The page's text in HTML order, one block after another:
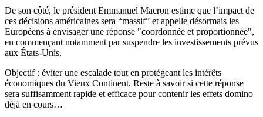
De son côté, le président Emmanuel Macron estime que l’impact de
ces décisions américaines sera “massif” et appelle désormais les
Européens à envisager une réponse "coordonnée et proportionnée",
en commençant notamment par suspendre les investissements prévus
aux États-Unis.
Objectif : éviter une escalade tout en protégeant les intérêts
économiques du Vieux Continent. Reste à savoir si cette réponse
sera suffisamment rapide et efficace pour contenir les effets domino
déjà en cours…